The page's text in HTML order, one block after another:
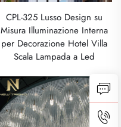
CPL-325 Lusso Design su
Misura Illuminazione Interna
per Decorazione Hotel Villa
Scala Lampada a Led